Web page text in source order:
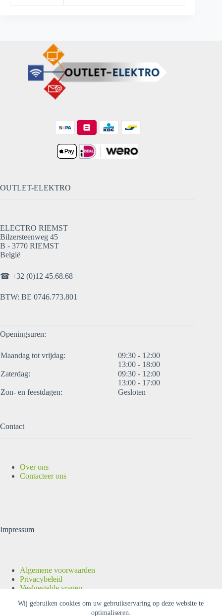
Wij gebruiken cookies om uw gebruikservaring op deze website te
optimaliseren.
OUTLET-ELEKTRO
ELECTRO RIEMST
Bilzersteenweg 45
B - 3770 RIEMST
België
☎ +32 (0)12 45.68.68
BTW: BE 0746.773.801
Openingsuren:
Maandag tot vrijdag:
09:30 - 12:00
13:00 - 18:00
Zaterdag:
09:30 - 12:00
13:00 - 17:00
Zon- en feestdagen:
Gesloten
Contact
Over ons
Contacteer ons
Impressum
Algemene voorwaarden
Privacybeleid
Veelgestelde vragen
voorbehouden.